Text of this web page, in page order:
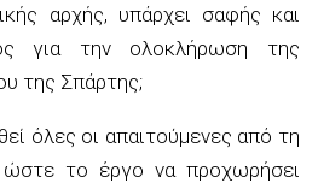
αρχής, υπάρχει σαφής και
για την ολοκλήρωση της
της Σπάρτης;
όλες οι απαιτούμενες από τη
ώστε το έργο να προχωρήσει